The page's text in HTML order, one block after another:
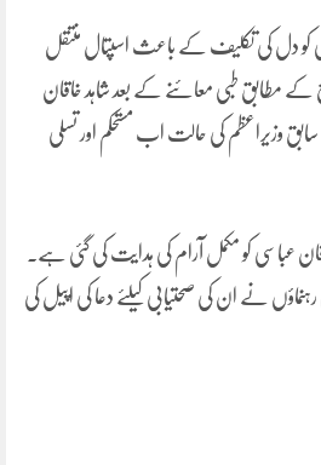
کو دل کی تکلیف کے باعث اسپتال منتقل
کے مطابق طبی معائنے کے بعد شاہد خاقان
سابق وزیراعظم کی حالت اب مستحکم اور تسلی
عباسی کو مکمل آرام کی ہدایت کی گئی ہے۔
نے ان کی صحتیابی کیلئے دعا کی اپیل کی